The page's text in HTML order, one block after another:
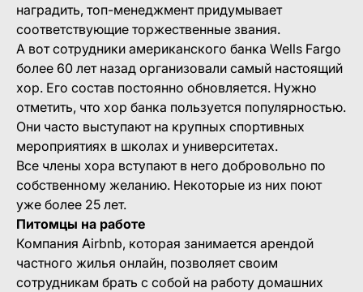
наградить, топ-менеджмент придумывает
соответствующие торжественные звания.
А вот сотрудники американского банка Wells Fargo
более 60 лет назад организовали самый настоящий
хор. Его состав постоянно обновляется. Нужно
отметить, что хор банка пользуется популярностью.
Они часто выступают на крупных спортивных
мероприятиях в школах и университетах.
Все члены хора вступают в него добровольно по
собственному желанию. Некоторые из них поют
уже более 25 лет.
Питомцы на работе
Компания Airbnb, которая занимается арендой
частного жилья онлайн, позволяет своим
сотрудникам брать с собой на работу домашних